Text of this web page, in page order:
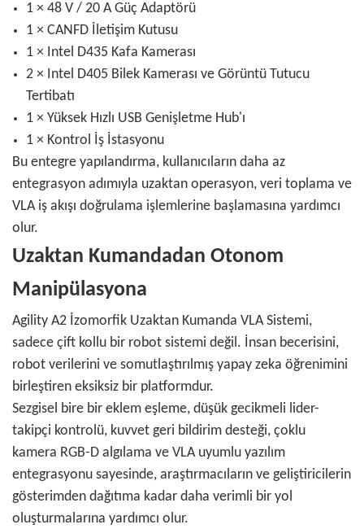
1 × 48 V / 20 A Güç Adaptörü
1 × CANFD İletişim Kutusu
1 × Intel D435 Kafa Kamerası
2 × Intel D405 Bilek Kamerası ve Görüntü Tutucu
Tertibatı
1 × Yüksek Hızlı USB Genişletme Hub'ı
1 × Kontrol İş İstasyonu
Bu entegre yapılandırma, kullanıcıların daha az
entegrasyon adımıyla uzaktan operasyon, veri toplama ve
VLA iş akışı doğrulama işlemlerine başlamasına yardımcı
olur.
Uzaktan Kumandadan Otonom
Manipülasyona
Agility A2 İzomorfik Uzaktan Kumanda VLA Sistemi,
sadece çift kollu bir robot sistemi değil. İnsan becerisini,
robot verilerini ve somutlaştırılmış yapay zeka öğrenimini
birleştiren eksiksiz bir platformdur.
Sezgisel bire bir eklem eşleme, düşük gecikmeli lider-
takipçi kontrolü, kuvvet geri bildirim desteği, çoklu
kamera RGB-D algılama ve VLA uyumlu yazılım
entegrasyonu sayesinde, araştırmacıların ve geliştiricilerin
gösterimden dağıtıma kadar daha verimli bir yol
oluşturmalarına yardımcı olur.